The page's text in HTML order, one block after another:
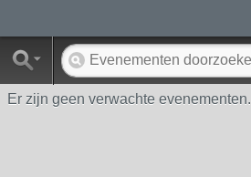
Er zijn geen verwachte evenementen.